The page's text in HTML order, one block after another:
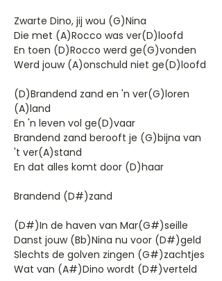
Zwarte Dino, jij wou (G)Nina
Die met (A)Rocco was ver(D)loofd
En toen (D)Rocco werd ge(G)vonden
Werd jouw (A)onschuld niet ge(D)loofd
(D)Brandend zand en 'n ver(G)loren
(A)land
En 'n leven vol ge(D)vaar
Brandend zand berooft je (G)bijna van
't ver(A)stand
En dat alles komt door (D)haar
Brandend (D#)zand
(D#)In de haven van Mar(G#)seille
Danst jouw (Bb)Nina nu voor (D#)geld
Slechts de golven zingen (G#)zachtjes
Wat van (A#)Dino wordt (D#)verteld